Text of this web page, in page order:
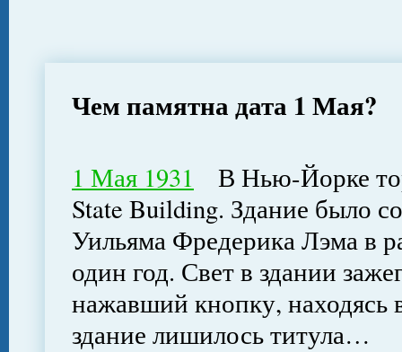
Чем памятна дата 1 Мая?
1 Мая 1931 В Нью-Йорке
State Building. Здание было
Уильяма Фредерика Лэма в
один год. Свет в здании
нажавший кнопку,
здание лишилось титула…